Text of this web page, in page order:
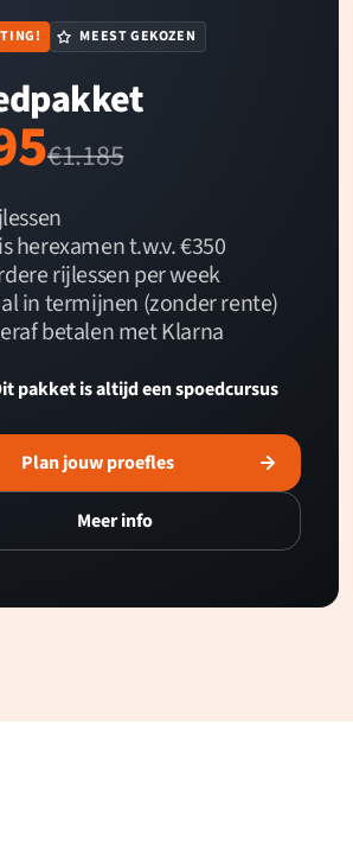
MEEST GEKOZEN
€1.185
herexamen t.w.v. €350
rijlessen per week
in termijnen (zonder rente)
betalen met Klarna
pakket is altijd een spoedcursus
Plan jouw proefles
Meer info